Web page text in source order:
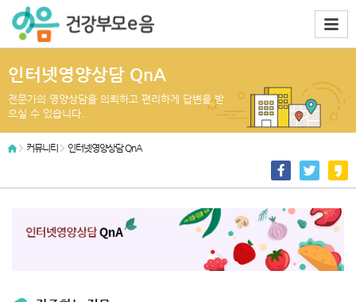
인터넷영양상담 QnA
전문가의 영양상담을 의뢰하고 편리하게 답변을 받
으실 수 있습니다.
커뮤니티 인터넷영양상담 QnA